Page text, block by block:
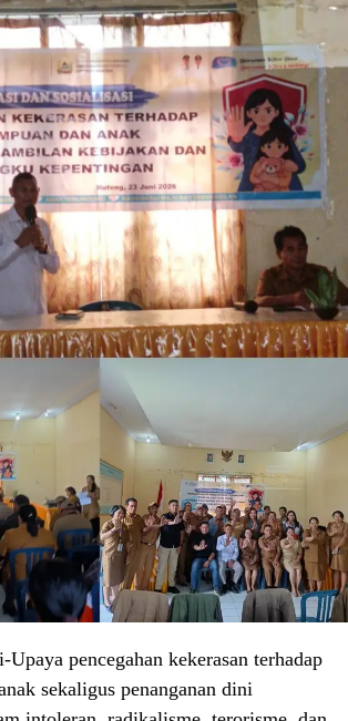
pencegahan kekerasan terhadap
sekaligus penanganan dini